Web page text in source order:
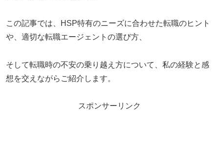
この記事では、HSP特有のニーズに合わせた転職のヒント
や、適切な転職エージェントの選び方、
そして転職時の不安の乗り越え方について、私の経験と感
想を交えながらご紹介します。
スポンサーリンク